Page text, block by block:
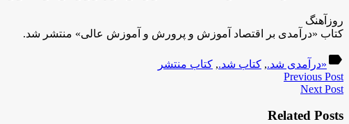
روزآهنگ
کتاب «درآمدی بر اقتصاد آموزش و پرورش و آموزش عالی» منتشر شد.
label «درآمدی شد., کتاب شد., کتاب منتشر
Previous Post
Next Post
Related Posts